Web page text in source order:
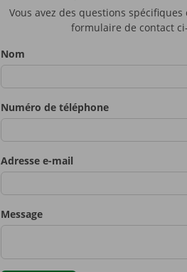
Vous avez des questions
formulaire de contact
Nom
Numéro de téléphone
Adresse e-mail
Message